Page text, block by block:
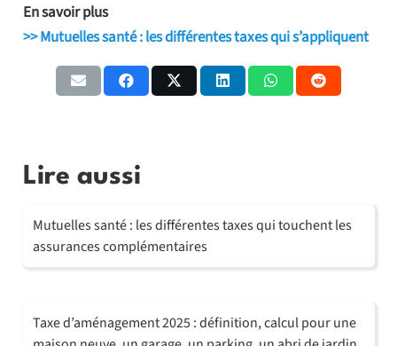
En savoir plus
>> Mutuelles santé : les différentes taxes qui s’appliquent
Lire aussi
Mutuelles santé : les différentes taxes qui touchent les
assurances complémentaires
Taxe d’aménagement 2025 : définition, calcul pour une